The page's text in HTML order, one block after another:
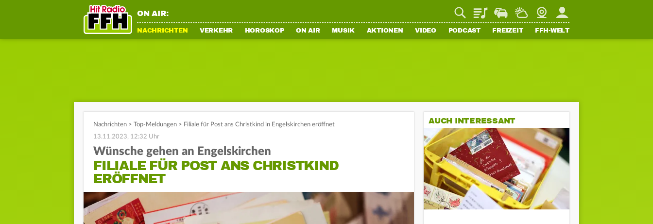
ON AIR: PlaylistStaupilotWetterWebcamMein FFH
NACHRICHTEN VERKEHR HOROSKOP ON AIR MUSIK AKTIONEN VIDEO PODCAST FREIZEIT FFH-WELT
Nachrichten > Top-Meldungen > Filiale für Post ans Christkind in Engelskirchen eröffnet
13.11.2023, 12:32 Uhr
Wünsche gehen an Engelskirchen
FILIALE FÜR POST ANS CHRISTKIND
ERÖFFNET
AUCH INTERESSANT